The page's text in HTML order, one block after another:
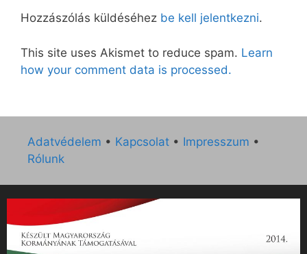
Hozzászólás küldéséhez be kell jelentkezni.
This site uses Akismet to reduce spam. Learn
how your comment data is processed.
Adatvédelem • Kapcsolat • Impresszum •
Rólunk